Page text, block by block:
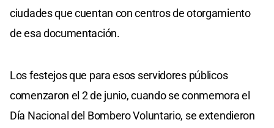
ciudades que cuentan con centros de otorgamiento
de esa documentación.
Los festejos que para esos servidores públicos
comenzaron el 2 de junio, cuando se conmemora el
Día Nacional del Bombero Voluntario, se extendieron